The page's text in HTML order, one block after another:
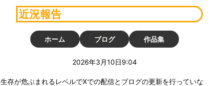
近況報告
ホーム ブログ 作品集
2026年3月10日9:04
生存が危ぶまれるレベルでXでの配信とブログの更新を行っていな